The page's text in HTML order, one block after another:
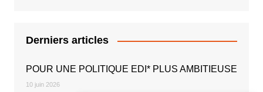
Derniers articles
POUR UNE POLITIQUE EDI* PLUS AMBITIEUSE
10 juin 2026